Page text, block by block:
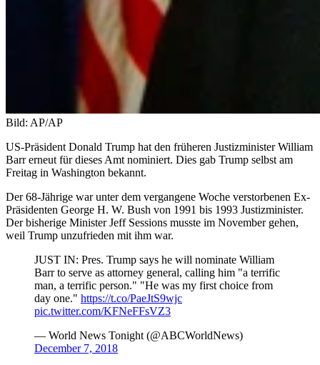
Bild: AP/AP
US-Präsident Donald Trump hat den früheren Justizminister William
Barr erneut für dieses Amt nominiert. Dies gab Trump selbst am
Freitag in Washington bekannt.
Der 68-Jährige war unter dem vergangene Woche verstorbenen Ex-
Präsidenten George H. W. Bush von 1991 bis 1993 Justizminister.
Der bisherige Minister Jeff Sessions musste im November gehen,
weil Trump unzufrieden mit ihm war.
JUST IN: Pres. Trump says he will nominate William
Barr to serve as attorney general, calling him "a terrific
man, a terrific person." "He was my first choice from
day one." https://t.co/PaeJtS9wjc
pic.twitter.com/KFNeFFsVZ3
— World News Tonight (@ABCWorldNews)
December 7, 2018